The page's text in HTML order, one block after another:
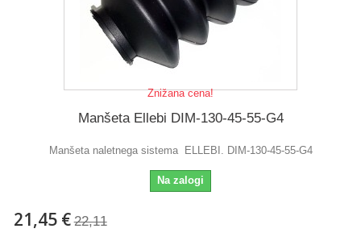
Znižana cena!
Manšeta Ellebi DIM-130-45-55-G4
Manšeta naletnega sistema ELLEBI. DIM-130-45-55-G4
Na zalogi
21,45 € 22,11